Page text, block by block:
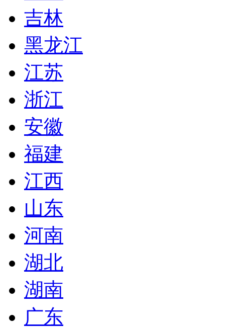
吉林
黑龙江
江苏
浙江
安徽
福建
江西
山东
河南
湖北
湖南
广东